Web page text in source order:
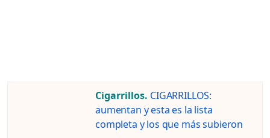
Cigarrillos. CIGARRILLOS:
aumentan y esta es la lista
completa y los que más subieron